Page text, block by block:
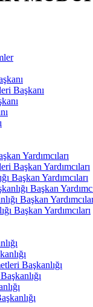
Başkanı
Yardımcıları
Başkan Yardımcıları
Başkan Yardımcıları
Başkan
Başkan
Başkan Yardımcıları
Başkanlığı